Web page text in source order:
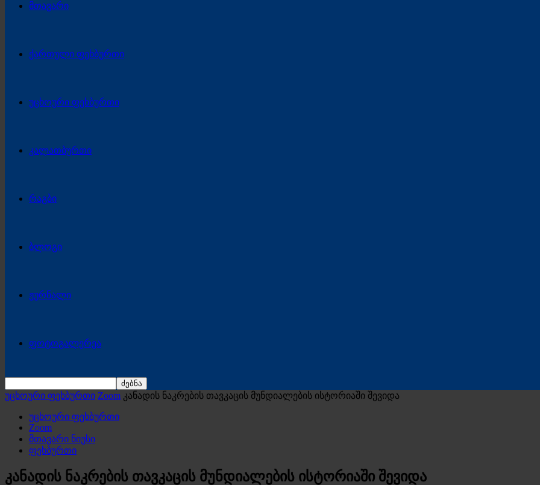
მთავარი
ქართული ფეხბურთი
უცხოური ფეხბურთი
კალათბურთი
რაგბი
ბლოგი
ჟურნალი
ფოტოგალერეა
უცხოური ფეხბურთი Zoom კანადის ნაკრების თავკაცის მუნდიალების ისტორიაში შევიდა
უცხოური ფეხბურთი
Zoom
მთავარი ნიუსი
ფეხბურთი
კანადის ნაკრების თავკაცის მუნდიალების ისტორიაში შევიდა